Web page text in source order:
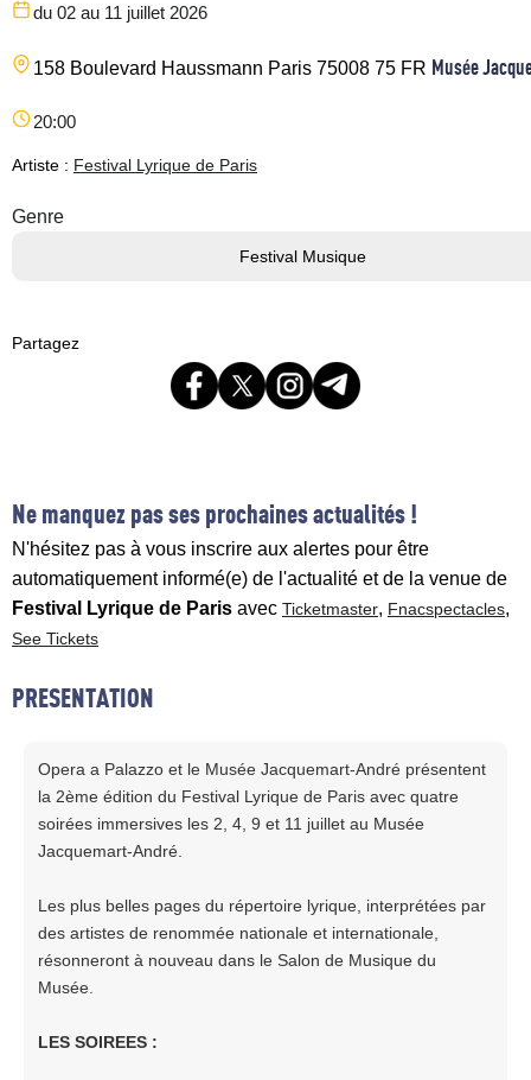
du 02 au 11 juillet 2026
158 Boulevard Haussmann Paris 75008 75 FR Musée
20:00
Artiste : Festival Lyrique de Paris
Genre
Festival Musique
Partagez
Ne manquez pas ses prochaines actualités !
N'hésitez pas à vous inscrire aux alertes pour être
automatiquement informé(e) de l'actualité et de la venue de
Festival Lyrique de Paris avec Ticketmaster, Fnacspectacles,
See Tickets
PRESENTATION
Opera a Palazzo et le Musée Jacquemart-André présentent
la 2ème édition du Festival Lyrique de Paris avec quatre
soirées immersives les 2, 4, 9 et 11 juillet au Musée
Jacquemart-André.
Les plus belles pages du répertoire lyrique, interprétées par
des artistes de renommée nationale et internationale,
résonneront à nouveau dans le Salon de Musique du
Musée.
LES SOIREES :